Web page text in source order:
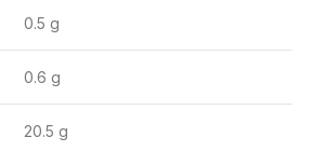
0.5 g
0.6 g
20.5 g